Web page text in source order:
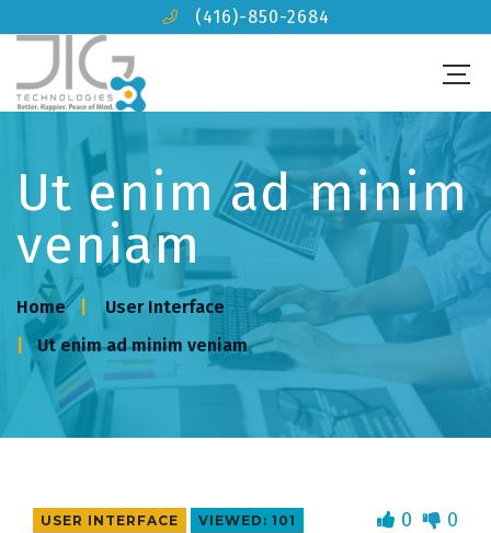
(416)-850-2684
Ut enim ad minim
veniam
Home
User Interface
Ut enim ad minim veniam
USER INTERFACE VIEWED: 101 0 0